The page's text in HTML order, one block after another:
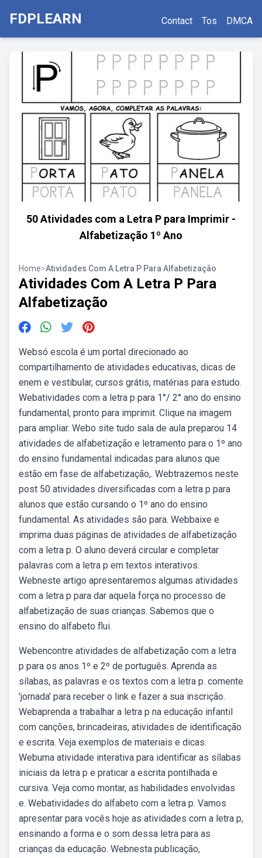
FDPLEARN Contact Tos DMCA
50 Atividades com a Letra P para Imprimir -
Alfabetização 1º Ano
Home>Atividades Com A Letra P Para Alfabetização
Atividades Com A Letra P Para
Alfabetização
Websó escola é um portal direcionado ao
compartilhamento de atividades educativas, dicas de
enem e vestibular, cursos grátis, matérias para estudo.
Webatividades com a letra p para 1°/ 2° ano do ensino
fundamental, pronto para imprimit. Clique na imagem
para ampliar. Webo site tudo sala de aula preparou 14
atividades de alfabetização e letramento para o 1º ano
do ensino fundamental indicadas para alunos que
estão em fase de alfabetização,. Webtrazemos neste
post 50 atividades diversificadas com a letra p para
alunos que estão cursando o 1º ano do ensino
fundamental. As atividades são para. Webbaixe e
imprima duas páginas de atividades de alfabetização
com a letra p. O aluno deverá circular e completar
palavras com a letra p em textos interativos.
Webneste artigo apresentaremos algumas atividades
com a letra p para dar aquela força no processo de
alfabetização de suas crianças. Sabemos que o
ensino do alfabeto flui.
Webencontre atividades de alfabetização com a letra
p para os anos 1º e 2º de português. Aprenda as
sílabas, as palavras e os textos com a letra p. comente
'jornada' para receber o link e fazer a sua inscrição.
Webaprenda a trabalhar a letra p na educação infantil
com canções, brincadeiras, atividades de identificação
e escrita. Veja exemplos de materiais e dicas.
Webuma atividade interativa para identificar as sílabas
iniciais da letra p e praticar a escrita pontilhada e
cursiva. Veja como montar, as habilidades envolvidas
e. Webatividades do alfabeto com a letra p. Vamos
apresentar para vocês hoje as atividades com a letra p,
ensinando a forma e o som dessa letra para as
crianças da educação. Webnesta publicação,